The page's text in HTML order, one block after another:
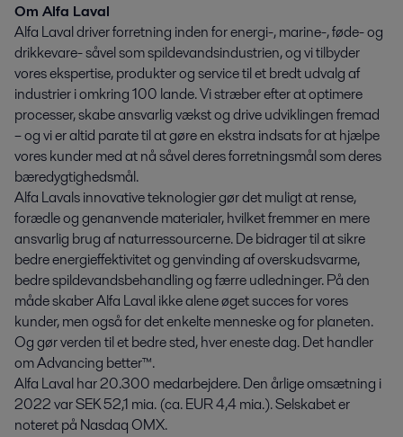
Om Alfa Laval
Alfa Laval driver forretning inden for energi-, marine-, føde- og
drikkevare- såvel som spildevandsindustrien, og vi tilbyder
vores ekspertise, produkter og service til et bredt udvalg af
industrier i omkring 100 lande. Vi stræber efter at optimere
processer, skabe ansvarlig vækst og drive udviklingen fremad
– og vi er altid parate til at gøre en ekstra indsats for at hjælpe
vores kunder med at nå såvel deres forretningsmål som deres
bæredygtighedsmål.
Alfa Lavals innovative teknologier gør det muligt at rense,
forædle og genanvende materialer, hvilket fremmer en mere
ansvarlig brug af naturressourcerne. De bidrager til at sikre
bedre energieffektivitet og genvinding af overskudsvarme,
bedre spildevandsbehandling og færre udledninger. På den
måde skaber Alfa Laval ikke alene øget succes for vores
kunder, men også for det enkelte menneske og for planeten.
Og gør verden til et bedre sted, hver eneste dag. Det handler
om Advancing better™.
Alfa Laval har 20.300 medarbejdere. Den årlige omsætning i
2022 var SEK 52,1 mia. (ca. EUR 4,4 mia.). Selskabet er
noteret på Nasdaq OMX.